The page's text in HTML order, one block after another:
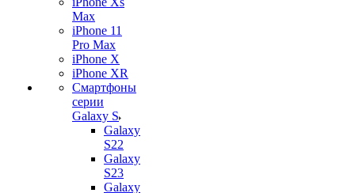
Max
iPhone 11
Pro Max
iPhone X
iPhone XR
Смартфоны
серии
Galaxy S
Galaxy
S22
Galaxy
S23
Galaxy